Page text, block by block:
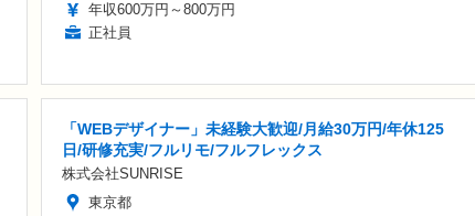
年収600万円～800万円
正社員
「WEBデザイナー」未経験大歓迎/月給30万円/年休125
日/研修充実/フルリモ/フルフレックス
株式会社SUNRISE
東京都